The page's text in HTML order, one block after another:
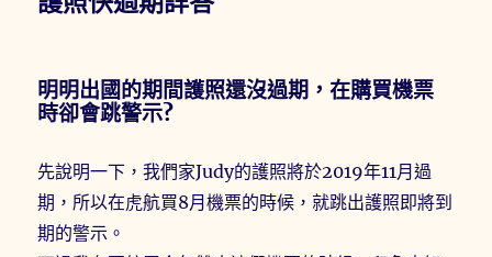
明明出國的期間護照還沒過期，在購買機票
時卻會跳警示?
先說明一下，我們家Judy的護照將於2019年11月過
期，所以在虎航買8月機票的時候，就跳出護照即將到
期的警示。